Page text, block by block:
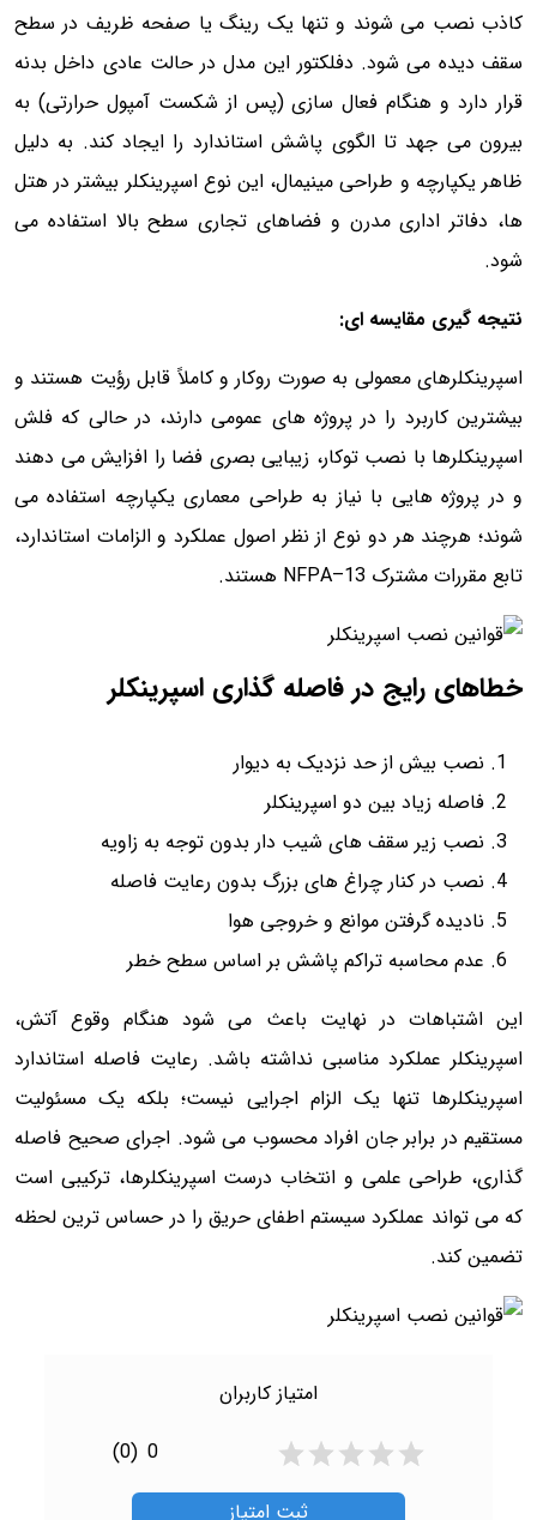
کاذب نصب می شوند و تنها یک رینگ یا صفحه ظریف در سطح
سقف دیده می شود. دفلکتور این مدل در حالت عادی داخل بدنه
قرار دارد و هنگام فعال سازی (پس از شکست آمپول حرارتی) به
بیرون می جهد تا الگوی پاشش استاندارد را ایجاد کند. به دلیل
ظاهر یکپارچه و طراحی مینیمال، این نوع اسپرینکلر بیشتر در هتل
ها، دفاتر اداری مدرن و فضاهای تجاری سطح بالا استفاده می
شود.
نتیجه گیری مقایسه ای:
اسپرینکلرهای معمولی به صورت روکار و کاملاً قابل رؤیت هستند و
بیشترین کاربرد را در پروژه های عمومی دارند، در حالی که فلش
اسپرینکلرها با نصب توکار، زیبایی بصری فضا را افزایش می دهند
و در پروژه هایی با نیاز به طراحی معماری یکپارچه استفاده می
شوند؛ هرچند هر دو نوع از نظر اصول عملکرد و الزامات استاندارد،
تابع مقررات مشترک NFPA–13 هستند.
خطاهای رایج در فاصله گذاری اسپرینکلر
نصب بیش از حد نزدیک به دیوار
فاصله زیاد بین دو اسپرینکلر
نصب زیر سقف های شیب دار بدون توجه به زاویه
نصب در کنار چراغ های بزرگ بدون رعایت فاصله
نادیده گرفتن موانع و خروجی هوا
عدم محاسبه تراکم پاشش بر اساس سطح خطر
این اشتباهات در نهایت باعث می شود هنگام وقوع آتش،
اسپرینکلر عملکرد مناسبی نداشته باشد. رعایت فاصله استاندارد
اسپرینکلرها تنها یک الزام اجرایی نیست؛ بلکه یک مسئولیت
مستقیم در برابر جان افراد محسوب می شود. اجرای صحیح فاصله
گذاری، طراحی علمی و انتخاب درست اسپرینکلرها، ترکیبی است
که می تواند عملکرد سیستم اطفای حریق را در حساس ترین لحظه
تضمین کند.
امتیاز کاربران
0
(0)
ثبت امتیاز